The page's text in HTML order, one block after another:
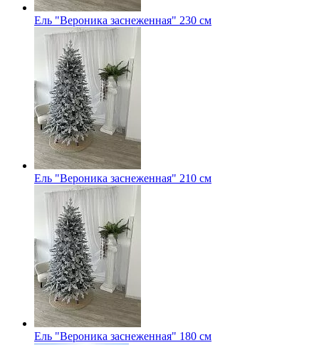
Ель "Вероника заснеженная" 230 см
Ель "Вероника заснеженная" 210 см
Ель "Вероника заснеженная" 180 см